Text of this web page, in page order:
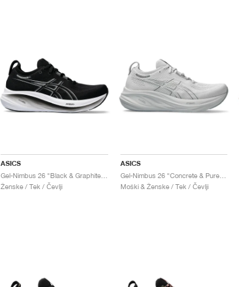
ASICS
Gel-Nimbus 26 "Black & Graphite Grey"
Ženske / Tek / Čevlji
ASICS
Gel-Nimbus 26 "Concrete & Pure Silver"
Moški & Ženske / Tek / Čevlji